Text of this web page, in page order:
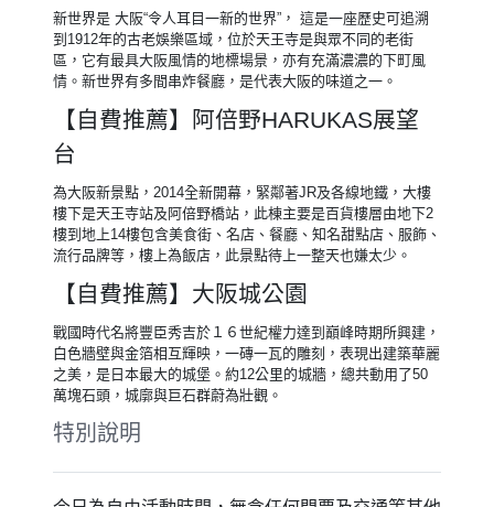
新世界是 大阪“令人耳目一新的世界”， 這是一座歷史可追溯
到1912年的古老娛樂區域，位於天王寺是與眾不同的老街
區，它有最具大阪風情的地標場景，亦有充滿濃濃的下町風
情。新世界有多間串炸餐廳，是代表大阪的味道之一。
【自費推薦】阿倍野HARUKAS展望
台
為大阪新景點，2014全新開幕，緊鄰著JR及各線地鐵，大樓
樓下是天王寺站及阿倍野橋站，此棟主要是百貨樓層由地下2
樓到地上14樓包含美食街、名店、餐廳、知名甜點店、服飾、
流行品牌等，樓上為飯店，此景點待上一整天也嫌太少。
【自費推薦】大阪城公園
戰國時代名將豐臣秀吉於１６世紀權力達到巔峰時期所興建，
白色牆壁與金箔相互輝映，一磚一瓦的雕刻，表現出建築華麗
之美，是日本最大的城堡。約12公里的城牆，總共動用了50
萬塊石頭，城廓與巨石群蔚為壯觀。
特別說明